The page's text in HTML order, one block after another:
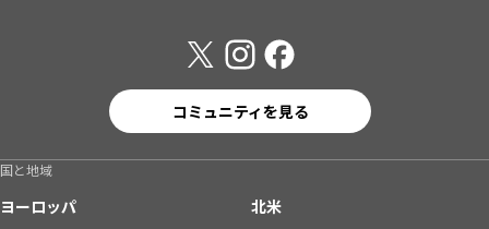
コミュニティを見る
国と地域
ヨーロッパ
北米